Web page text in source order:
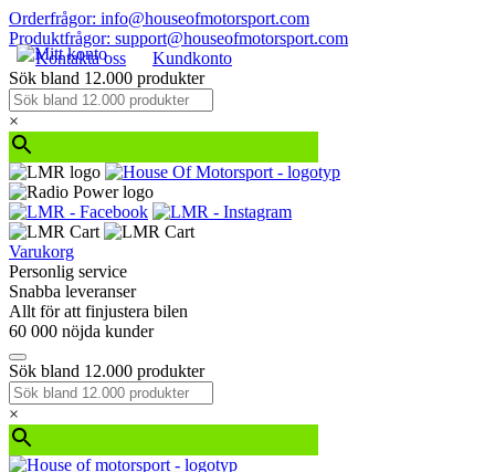
Orderfrågor: info@houseofmotorsport.com
Produktfrågor: support@houseofmotorsport.com
Kontakta oss
Kundkonto
Sök bland 12.000 produkter
×
Varukorg
Personlig service
Snabba leveranser
Allt för att finjustera bilen
60 000 nöjda kunder
Sök bland 12.000 produkter
×